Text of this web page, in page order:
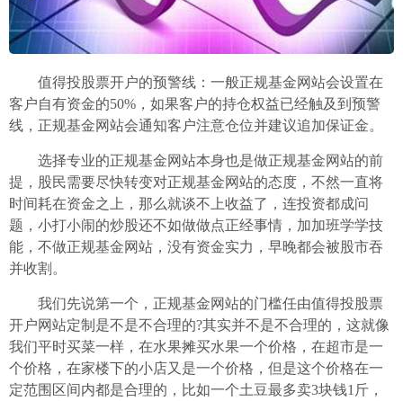
值得投股票开户的预警线：一般正规基金网站会设置在
客户自有资金的50%，如果客户的持仓权益已经触及到预警
线，正规基金网站会通知客户注意仓位并建议追加保证金。
选择专业的正规基金网站本身也是做正规基金网站的前
提，股民需要尽快转变对正规基金网站的态度，不然一直将
时间耗在资金之上，那么就谈不上收益了，连投资都成问
题，小打小闹的炒股还不如做做点正经事情，加加班学学技
能，不做正规基金网站，没有资金实力，早晚都会被股市吞
并收割。
我们先说第一个，正规基金网站的门槛任由值得投股票
开户网站定制是不是不合理的?其实并不是不合理的，这就像
我们平时买菜一样，在水果摊买水果一个价格，在超市是一
个价格，在家楼下的小店又是一个价格，但是这个价格在一
定范围区间内都是合理的，比如一个土豆最多卖3块钱1斤，